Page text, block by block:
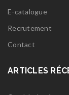
E-catalogue
Recrutement
Contact
ARTICLES